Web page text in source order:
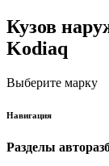
Кузов
Kodiaq
Выберите марку
Навигация
Разделы